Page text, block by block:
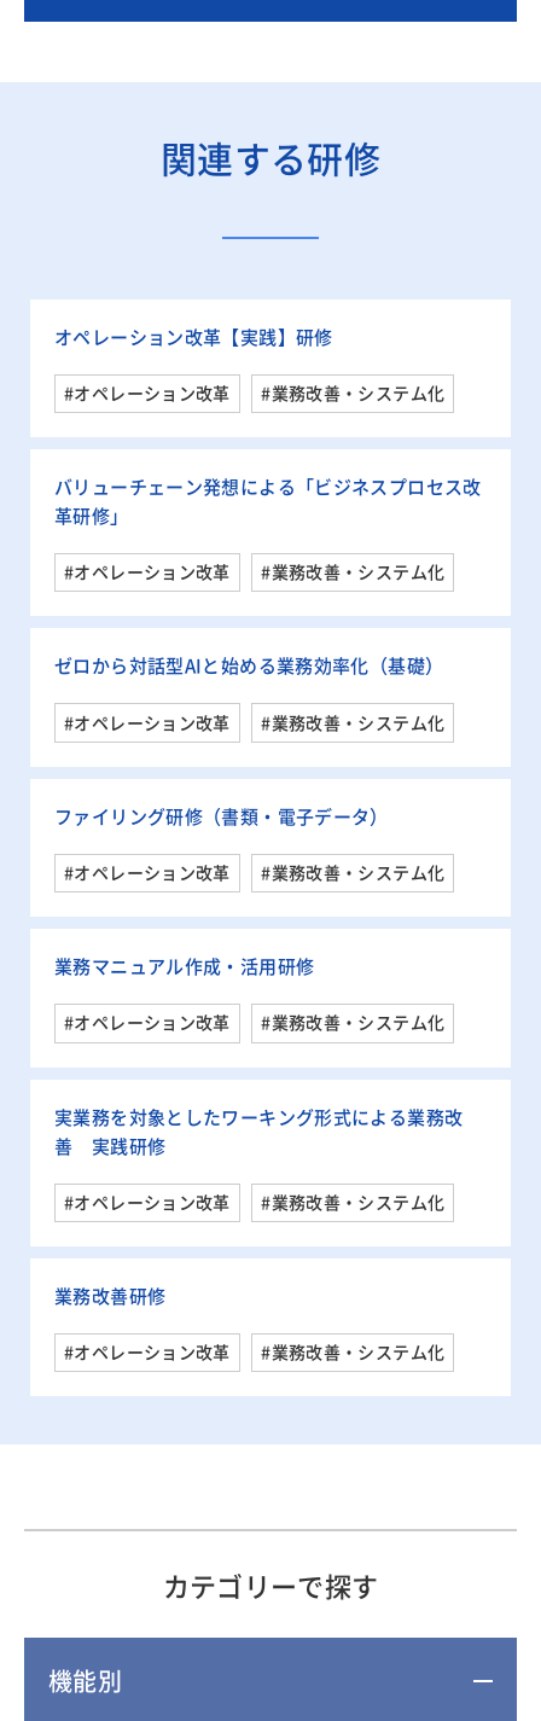
関連する研修
オペレーション改革【実践】研修
#オペレーション改革 #業務改善・システム化
バリューチェーン発想による「ビジネスプロセス改
革研修」
#オペレーション改革 #業務改善・システム化
ゼロから対話型AIと始める業務効率化（基礎）
#オペレーション改革 #業務改善・システム化
ファイリング研修（書類・電子データ）
#オペレーション改革 #業務改善・システム化
業務マニュアル作成・活用研修
#オペレーション改革 #業務改善・システム化
実業務を対象としたワーキング形式による業務改
善 実践研修
#オペレーション改革 #業務改善・システム化
業務改善研修
#オペレーション改革 #業務改善・システム化
カテゴリーで探す
機能別